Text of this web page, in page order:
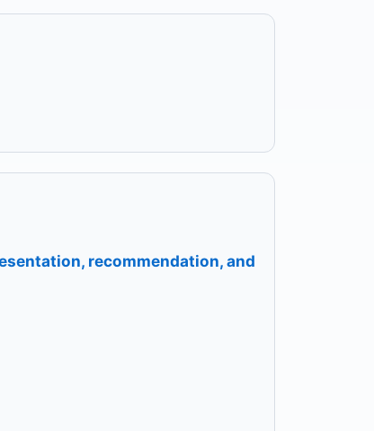
recommendation, and